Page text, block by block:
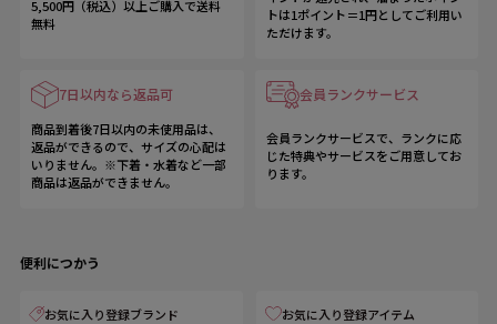
5,500円（税込）以上ご購入で送料
無料
トは1ポイント＝1円としてご利用い
ただけます。
7日以内なら返品可
商品到着後7日以内の未使用品は、
返品ができるので、サイズの心配は
いりません。※下着・水着など一部
商品は返品ができません。
会員ランクサービス
会員ランクサービスで、ランクに応
じた特典やサービスをご用意してお
ります。
便利につかう
お気に入り登録ブランド お気に入り登録アイテム